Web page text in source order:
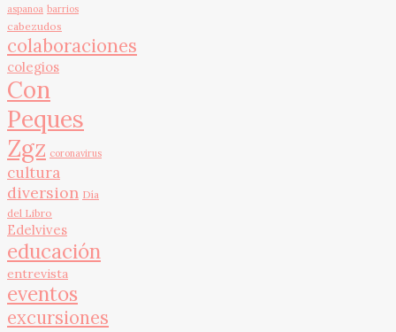
aspanoa barrios
cabezudos
colaboraciones
colegios
Con
Peques
Zgz coronavirus
cultura
diversion Día
del Libro
Edelvives
educación
entrevista
eventos
excursiones